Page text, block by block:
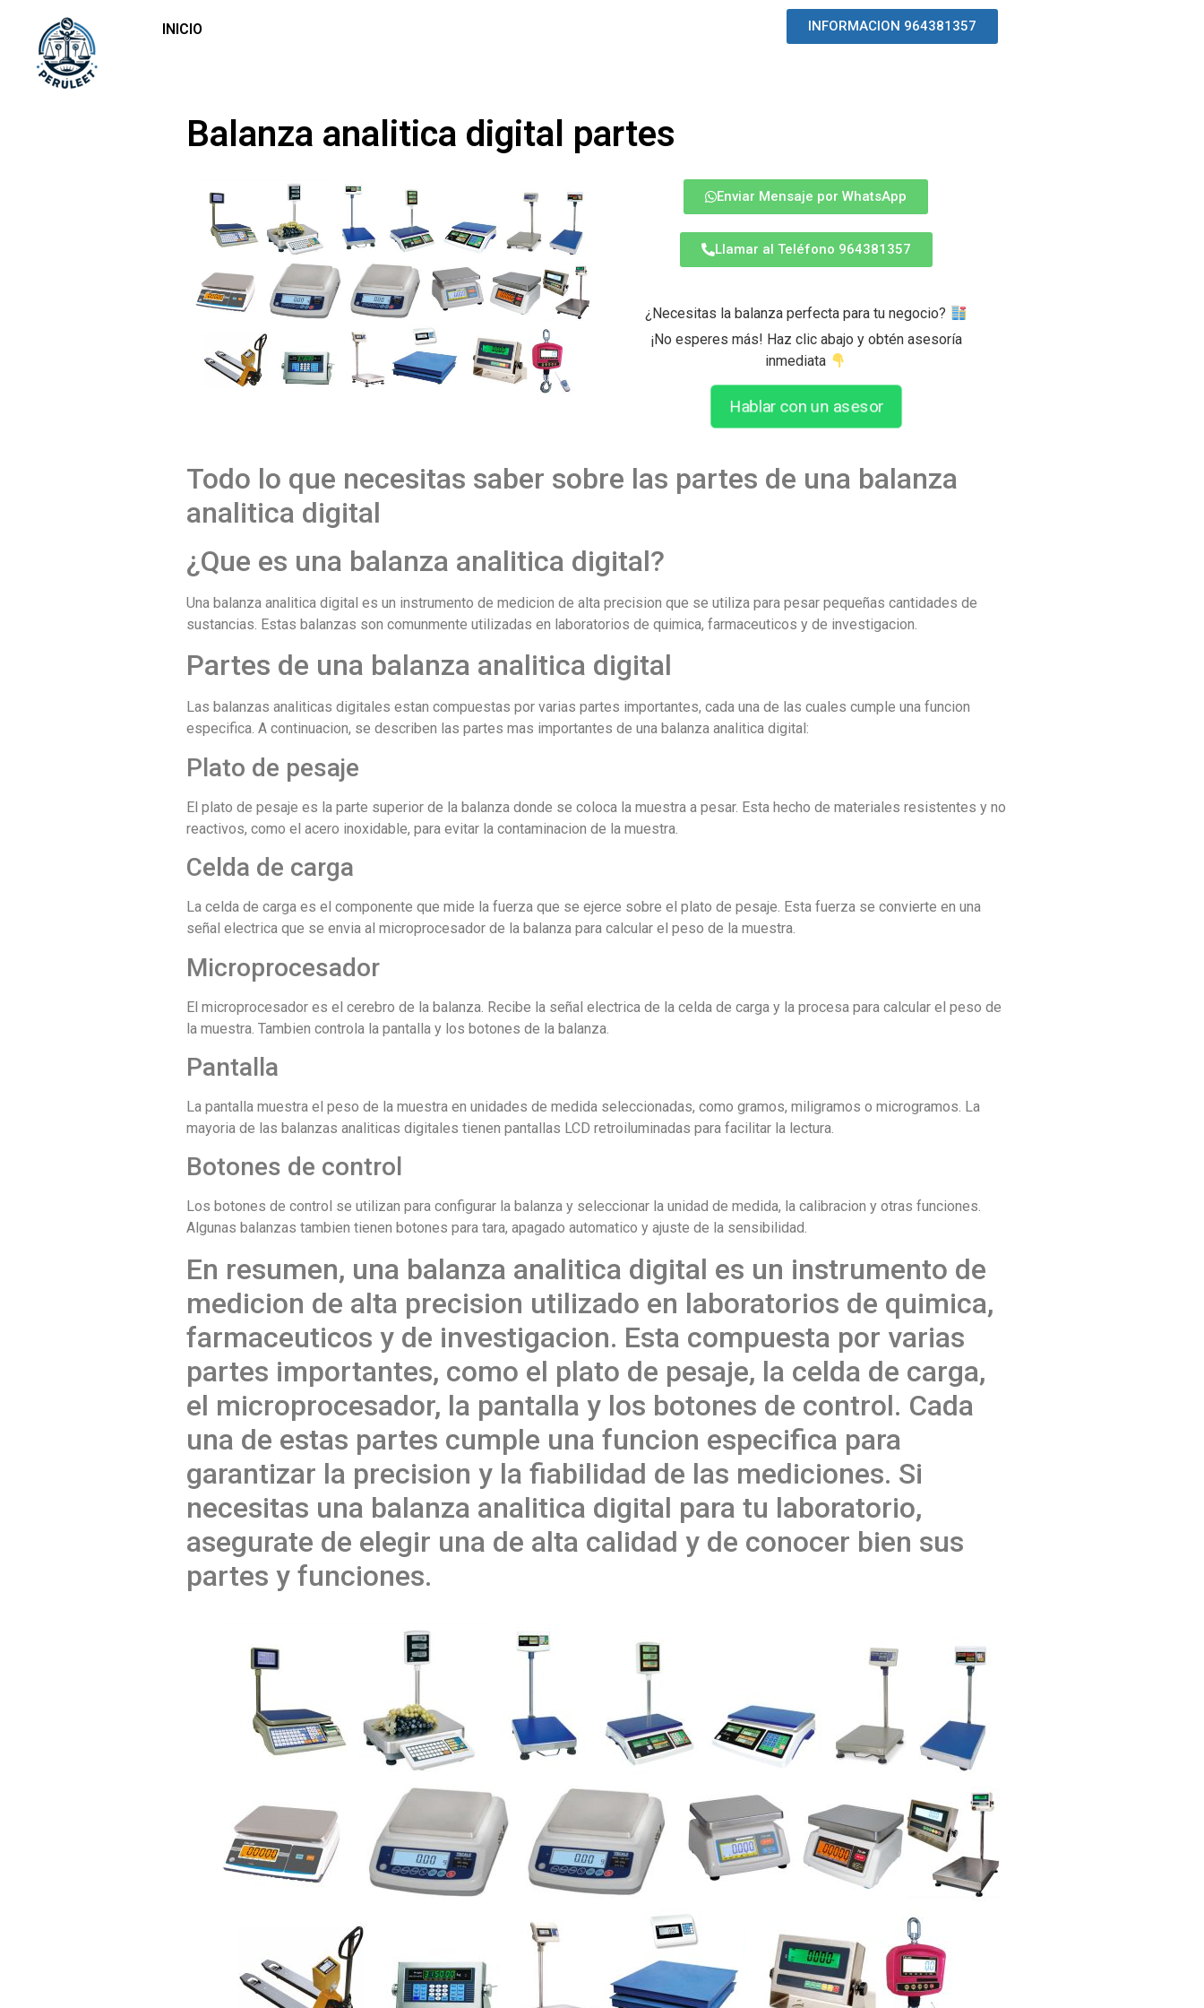
INICIO INFORMACION 964381357
Balanza analitica digital partes
Enviar Mensaje por WhatsApp
Llamar al Teléfono 964381357
¿Necesitas la balanza perfecta para tu negocio?
¡No esperes más! Haz clic abajo y obtén asesoría
inmediata
Hablar con un asesor
Todo lo que necesitas saber sobre las partes de una balanza
analitica digital
¿Que es una balanza analitica digital?
Una balanza analitica digital es un instrumento de medicion de alta precision que se utiliza para pesar pequeñas cantidades de
sustancias. Estas balanzas son comunmente utilizadas en laboratorios de quimica, farmaceuticos y de investigacion.
Partes de una balanza analitica digital
Las balanzas analiticas digitales estan compuestas por varias partes importantes, cada una de las cuales cumple una funcion
especifica. A continuacion, se describen las partes mas importantes de una balanza analitica digital:
Plato de pesaje
El plato de pesaje es la parte superior de la balanza donde se coloca la muestra a pesar. Esta hecho de materiales resistentes y no
reactivos, como el acero inoxidable, para evitar la contaminacion de la muestra.
Celda de carga
La celda de carga es el componente que mide la fuerza que se ejerce sobre el plato de pesaje. Esta fuerza se convierte en una
señal electrica que se envia al microprocesador de la balanza para calcular el peso de la muestra.
Microprocesador
El microprocesador es el cerebro de la balanza. Recibe la señal electrica de la celda de carga y la procesa para calcular el peso de
la muestra. Tambien controla la pantalla y los botones de la balanza.
Pantalla
La pantalla muestra el peso de la muestra en unidades de medida seleccionadas, como gramos, miligramos o microgramos. La
mayoria de las balanzas analiticas digitales tienen pantallas LCD retroiluminadas para facilitar la lectura.
Botones de control
Los botones de control se utilizan para configurar la balanza y seleccionar la unidad de medida, la calibracion y otras funciones.
Algunas balanzas tambien tienen botones para tara, apagado automatico y ajuste de la sensibilidad.
En resumen, una balanza analitica digital es un instrumento de
medicion de alta precision utilizado en laboratorios de quimica,
farmaceuticos y de investigacion. Esta compuesta por varias
partes importantes, como el plato de pesaje, la celda de carga,
el microprocesador, la pantalla y los botones de control. Cada
una de estas partes cumple una funcion especifica para
garantizar la precision y la fiabilidad de las mediciones. Si
necesitas una balanza analitica digital para tu laboratorio,
asegurate de elegir una de alta calidad y de conocer bien sus
partes y funciones.